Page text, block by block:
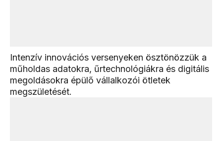
Intenzív innovációs versenyeken ösztönözzük a
műholdas adatokra, űrtechnológiákra és digitális
megoldásokra épülő vállalkozói ötletek
megszületését.